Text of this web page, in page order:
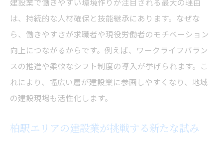
は、持続的な人材確保と技能継承にあります。なぜな
ら、働きやすさが求職者や現役労働者のモチベーション
向上につながるからです。例えば、ワークライフバラン
スの推進や柔軟なシフト制度の導入が挙げられます。こ
れにより、幅広い層が建設業に参画しやすくなり、地域
の建設現場も活性化します。
柏駅エリアの建設業が挑戦する新たな試み